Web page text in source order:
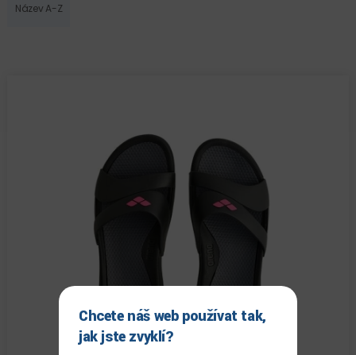
Název A-Z
Chcete náš web používat tak,
jak jste zvyklí?